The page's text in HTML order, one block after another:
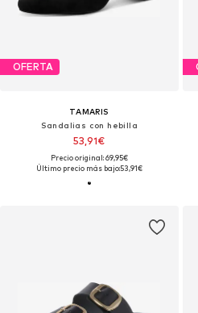
OFERTA
TAMARIS
Sandalias con hebilla
53,91€
Precio original: 69,95€
Último precio más bajo:53,91€